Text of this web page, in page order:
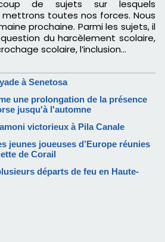
de sujets sur lesquels
mettrons toutes nos forces. Nous
prochaine. Parmi les sujets, il
du harcèlement scolaire,
scolaire, l’inclusion…
à Senetosa
une prolongation de la présence
jusqu'à l'automne
victorieux à Pila Canale
jeunes joueuses d’Europe réunies
de Corail
départs de feu en Haute-